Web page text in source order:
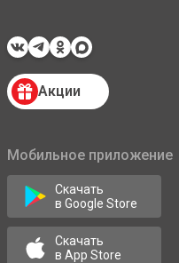
Акции
Мобильное приложение
Скачать
в Google Store
Скачать
в App Store